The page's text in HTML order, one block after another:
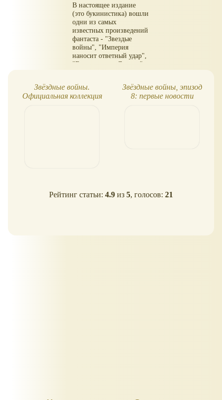
В настоящее издание
(это букинистика) вошли
одни из самых
известных произведений
фантаста - "Звездые
войны", "Империя
наносит ответный удар",
"Возвращения Джедая".
Звёздные войны.
Официальная коллекция
Звёздные войны, эпизод
8: первые новости
Рейтинг статьи: 4.9 из 5, голосов: 21